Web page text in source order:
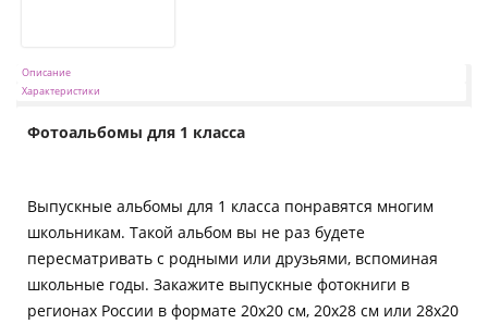
Описание
Характеристики
Фотоальбомы для 1 класса
Выпускные альбомы для 1 класса понравятся многим
школьникам. Такой альбом вы не раз будете
пересматривать с родными или друзьями, вспоминая
школьные годы. Закажите выпускные фотокниги в
регионах России в формате 20х20 см, 20х28 см или 28х20